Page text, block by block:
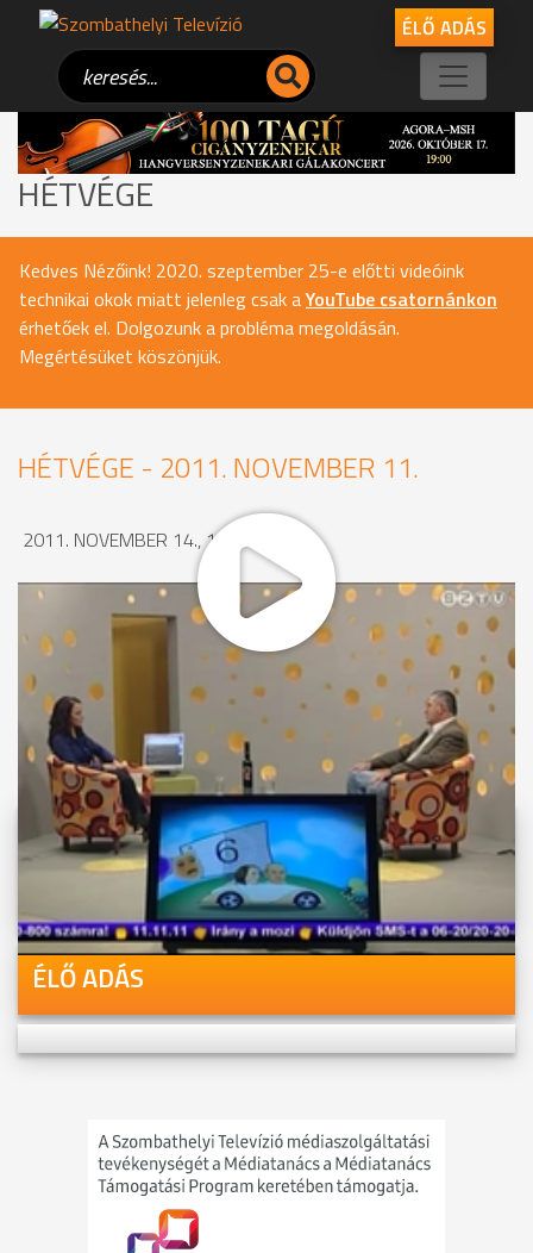
ÉLŐ ADÁS
HÉTVÉGE
Kedves Nézőink! 2020. szeptember 25-e előtti videóink
technikai okok miatt jelenleg csak aYouTube csatornánkon
érhetőek el. Dolgozunk a probléma megoldásán.
Megértésüket köszönjük.
HÉTVÉGE - 2011. NOVEMBER 11.
2011. NOVEMBER 14., 13:02
MEGOSZTÁS
Videóink megtekinthetőek
Youtube-csatornánkon is!
ÉLŐ ADÁS